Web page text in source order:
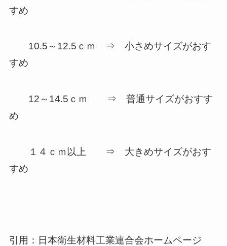
すめ
10.5～12.5ｃｍ ⇒ 小さめサイズがおす
すめ
12～14.5ｃｍ ⇒ 普通サイズがおすす
め
１４ｃｍ以上 ⇒ 大きめサイズがおす
すめ
引用：日本衛生材料工業連合会ホームページ